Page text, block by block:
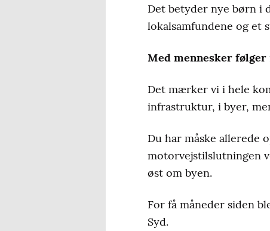
Det betyder nye børn i
lokalsamfundene og et
Med mennesker følger
Det mærker vi i hele
infrastruktur, i byer,
Du har måske allerede
motorvejstilslutningen
øst om byen.
For få måneder siden
Syd.